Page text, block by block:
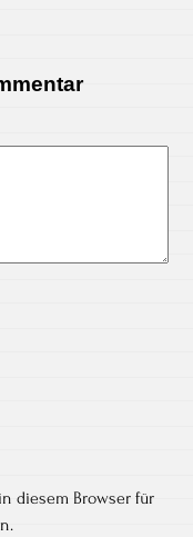
diesem Browser für